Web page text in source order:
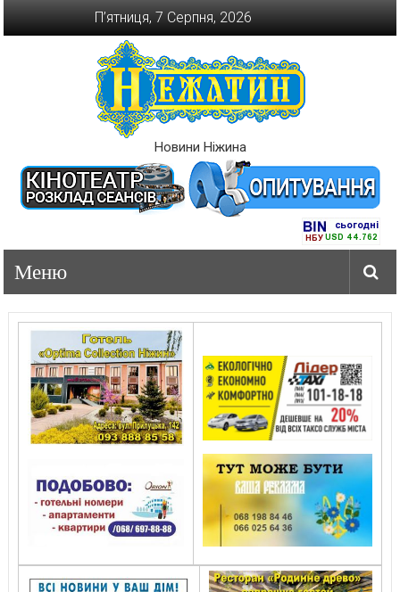
П’ятниця, 7 Серпня, 2026
Новини Ніжина